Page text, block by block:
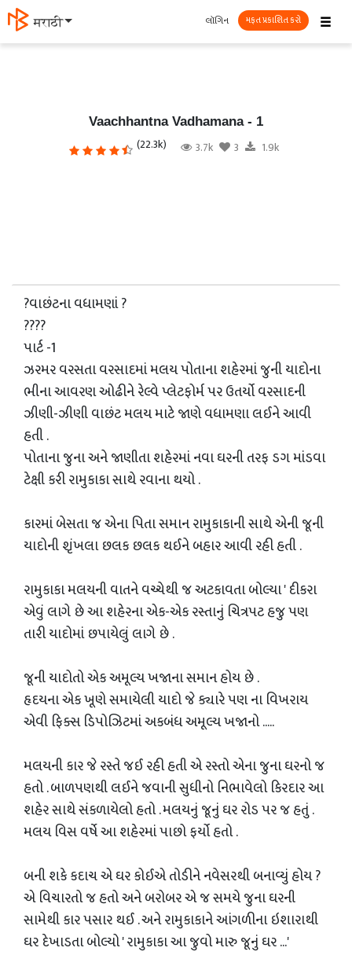
मराठी ☰
લૉગિન મફત પ્રકાશિત કરો
Vaachhantna Vadhamana - 1
(22.3k) 3.7k 3 1.9k
?વાછંટના વધામણાં ?
????
પાર્ટ -1
ઝરમર વરસતા વરસાદમાં મલય પોતાના શહેરમાં જુની યાદોના
ભીના આવરણ ઓઢીને રેલ્વે પ્લેટફોર્મ પર ઉતર્યો વરસાદની
ઝીણી-ઝીણી વાછંટ મલય માટે જાણે વધામણા લઈને આવી
હતી .
પોતાના જુના અને જાણીતા શહેરમાં નવા ઘરની તરફ ડગ માંડવા
ટેક્ષી કરી રામુકાકા સાથે રવાના થયો .
કારમાં બેસતા જ એના પિતા સમાન રામુકાકાની સાથે એની જૂની
યાદોની શૃંખલા છલક છલક થઈને બહાર આવી રહી હતી .
રામુકાકા મલયની વાતને વચ્ચેથી જ અટકાવતા બોલ્યા ' દીકરા
એવું લાગે છે આ શહેરના એક-એક રસ્તાનું ચિત્રપટ હજુ પણ
તારી યાદોમાં છપાયેલું લાગે છે .
જૂની યાદોતો એક અમૂલ્ય ખજાના સમાન હોય છે .
હૃદયના એક ખૂણે સમાયેલી યાદો જે ક્યારે પણ ના વિખરાય
એવી ફિક્સ ડિપોઝિટમાં અકબંધ અમૂલ્ય ખજાનો .....
મલયની કાર જે રસ્તે જઈ રહી હતી એ રસ્તો એના જુના ઘરનો જ
હતો . બાળપણથી લઈને જવાની સુધીનો નિભાવેલો કિરદાર આ
શહેર સાથે સંકળાયેલો હતો . મલયનું જૂનું ઘર રોડ પર જ હતું .
મલય વિસ વર્ષે આ શહેરમાં પાછો ફર્યો હતો .
બની શકે કદાચ એ ઘર કોઈએ તોડીને નવેસરથી બનાવ્યું હોય ?
એ વિચારતો જ હતો અને બરોબર એ જ સમયે જુના ઘરની
સામેથી કાર પસાર થઈ . અને રામુકાકાને આંગળીના ઇશારાથી
ઘર દેખાડતા બોલ્યો ' રામુકાકા આ જુવો મારુ જૂનું ઘર ...'